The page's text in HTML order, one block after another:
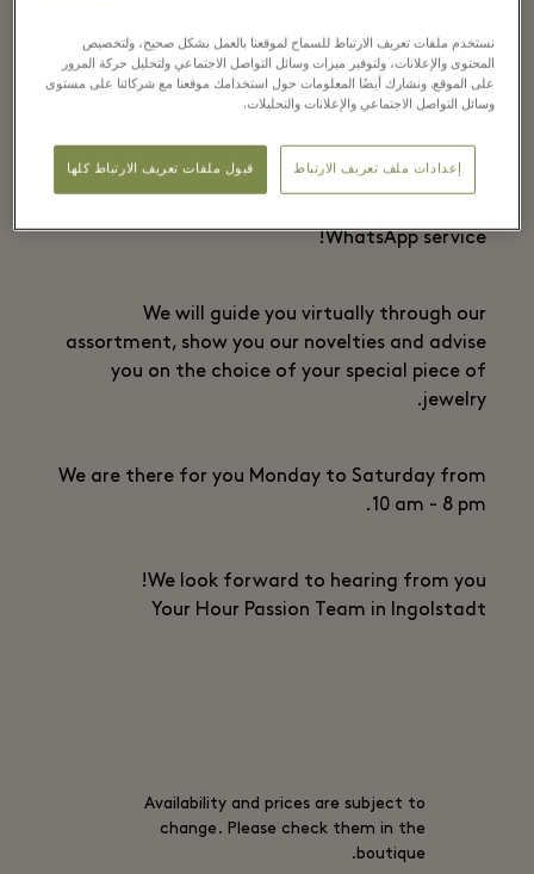
قراءة المزيد
WhatsApp Service
WhatsApp service!
We will guide you virtually through our
assortment, show you our novelties and advise
you on the choice of your special piece of
jewelry.
We are there for you Monday to Saturday from
10 am - 8 pm.
We look forward to hearing from you!
Your Hour Passion Team in Ingolstadt
Availability and prices are subject to
change. Please check them in the
boutique.
نستخدم ملفات تعريف الارتباط للسماح لموقعنا بالعمل بشكل صحيح، ولتخصيص
المحتوى والإعلانات، ولتوفير ميزات وسائل التواصل الاجتماعي ولتحليل حركة المرور
على الموقع. ونشارك أيضًا المعلومات حول استخدامك موقعنا مع شركائنا على مستوى
وسائل التواصل الاجتماعي والإعلانات والتحليلات.
إعدادات ملف تعريف الارتباط قبول ملفات تعريف الارتباط كلها